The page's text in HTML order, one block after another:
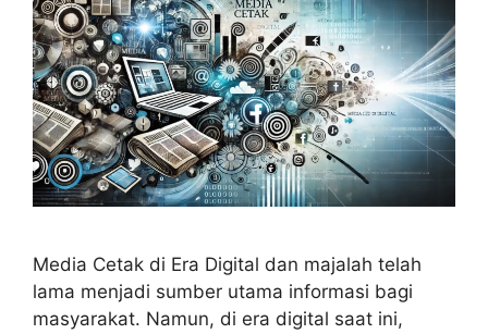
Media Cetak di Era Digital dan majalah telah
lama menjadi sumber utama informasi bagi
masyarakat. Namun, di era digital saat ini,